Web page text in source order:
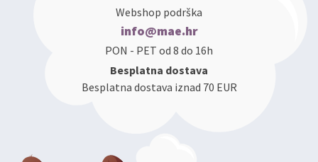
Webshop podrška
info@mae.hr
PON - PET od 8 do 16h
Besplatna dostava
Besplatna dostava iznad 70 EUR